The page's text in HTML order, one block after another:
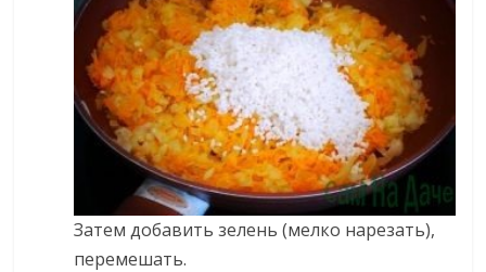
Затем добавить зелень (мелко нарезать),
перемешать.